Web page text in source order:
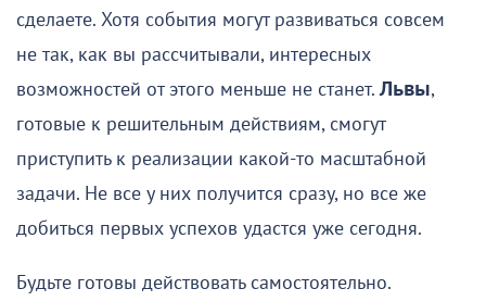
сделаете. Хотя события могут развиваться совсем
не так, как вы рассчитывали, интересных
возможностей от этого меньше не станет.Львы,
готовые к решительным действиям, смогут
приступить к реализации какой-то масштабной
задачи. Не все у них получится сразу, но все же
добиться первых успехов удастся уже сегодня.
Будьте готовы действовать самостоятельно.